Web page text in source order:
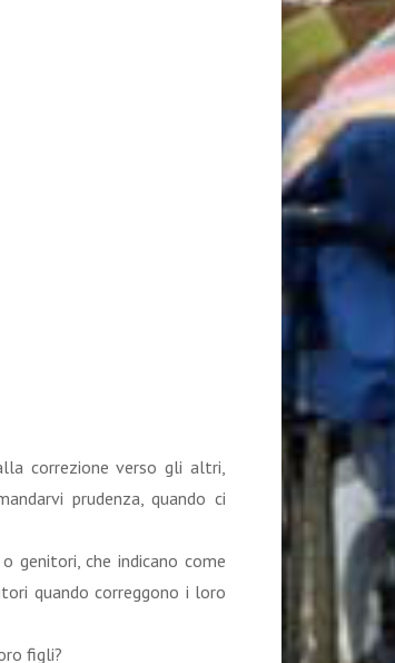
correzione verso gli altri,
prudenza, quando ci
genitori, che indicano come
quando correggono i loro
figli?